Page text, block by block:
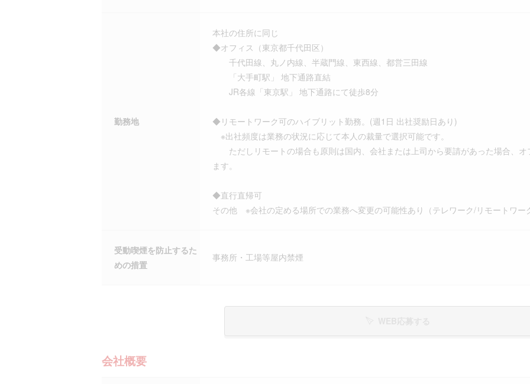
勤務地
本社の住所に同じ
◆オフィス（東京都千代田区）
千代田線、丸ノ内線、半蔵門線、東西線、都営三田線
「大手町駅」 地下通路直結
JR各線「東京駅」 地下通路にて徒歩8分
◆リモートワーク可のハイブリット勤務。(週1日 出社奨励日あり)
※出社頻度は業務の状況に応じて本人の裁量で選択可能です。
ただしリモートの場合も原則は国内、会社または上司から要請があった場合、オ
ます。
◆直行直帰可
その他 ※会社の定める場所での業務へ変更の可能性あり（テレワーク/リモートワー
受動喫煙を防止するた
めの措置
事務所・工場等屋内禁煙
会社概要